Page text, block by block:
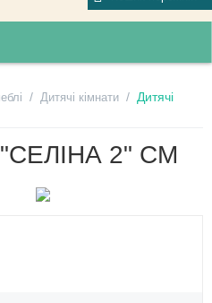
/ Дитячі кімнати / Дитячі
"СЕЛІНА 2" СМ